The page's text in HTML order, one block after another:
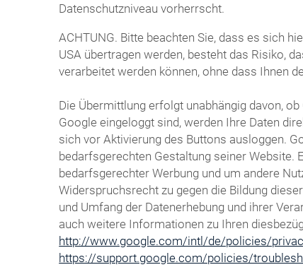
Datenschutzniveau vorherrscht.
ACHTUNG. Bitte beachten Sie, dass es sich
USA übertragen werden, besteht das Risiko,
verarbeitet werden können, ohne dass Ihnen
Die Übermittlung erfolgt unabhängig davon,
Google eingeloggt sind, werden Ihre Daten
sich vor Aktivierung des Buttons ausloggen.
bedarfsgerechten Gestaltung seiner
bedarfsgerechter Werbung und um andere
Widerspruchsrecht zu gegen die Bildung
und Umfang der Datenerhebung und ihrer
auch weitere Informationen zu Ihren
http://www.google.com/intl/de/policies/
https://support.google.com/policies/